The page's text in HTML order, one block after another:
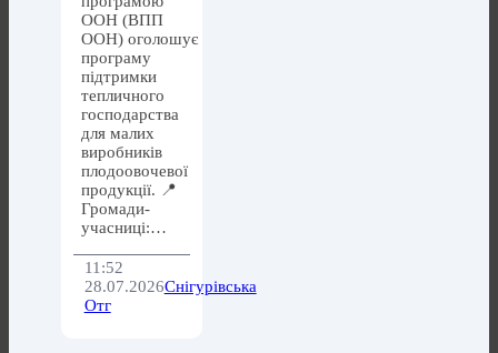
ООН (ВПП
ООН) оголошує
програму
підтримки
тепличного
господарства
для малих
виробників
плодоовочевої
продукції. 📍
Громади-
учасниці:…
11:52
28.07.2026Снігурівська
Отг